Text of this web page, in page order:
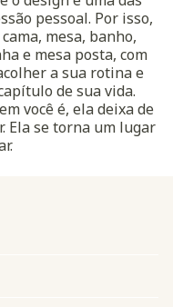
pessoal. Por isso,
mesa, banho,
e mesa posta, com
a sua rotina e
de sua vida.
você é, ela deixa de
Ela se torna um lugar